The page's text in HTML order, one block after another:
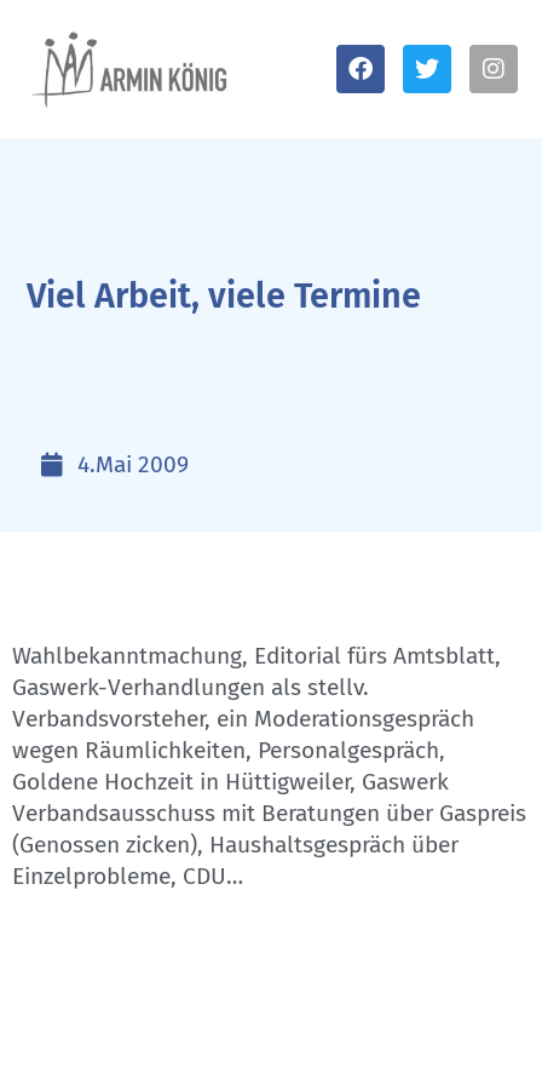
Viel Arbeit, viele Termine
4.Mai 2009
Wahlbekanntmachung, Editorial fürs Amtsblatt,
Gaswerk-Verhandlungen als stellv.
Verbandsvorsteher, ein Moderationsgespräch
wegen Räumlichkeiten, Personalgespräch,
Goldene Hochzeit in Hüttigweiler, Gaswerk
Verbandsausschuss mit Beratungen über Gaspreis
(Genossen zicken), Haushaltsgespräch über
Einzelprobleme, CDU…